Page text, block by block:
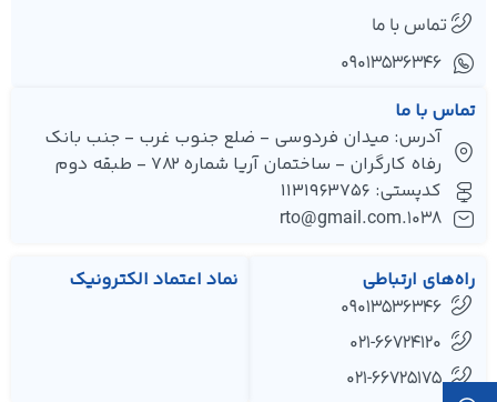
تماس با ما
۰۹۰۱۳۵۳۶۳۴۶
تماس با ما
آدرس: میدان فردوسی - ضلع جنوب غرب - جنب بانک
رفاه کارگران - ساختمان آریا شماره 782 - طبقه دوم
کدپستی: 1131963756
1038.rto@gmail.com
راه‌های ارتباطی
09013536346
021-66724120
021-66725175
نماد اعتماد الکترونیک